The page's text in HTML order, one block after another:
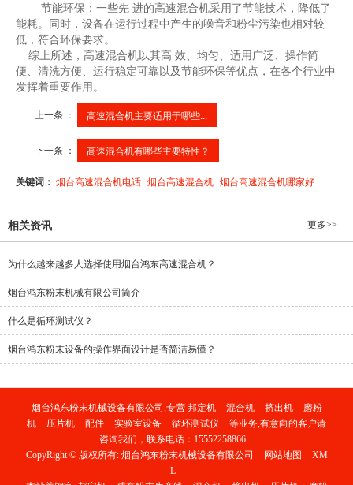
能耗。同时，设备在运行过程中产生的噪音和粉尘污染也相对较
低，符合环保要求。
便、清洗方便、运行稳定可靠以及节能环保等优点，在各个行业中
发挥着重要作用。
上一条 ： 高速混合机主要适用于哪些...
下一条 ： 高速混合机有哪些主要特性？
关键词： 烟台高速混合机电话 烟台高速混合机 烟台高速混合机哪家好
相关资讯 更多>>
为什么越来越多人选择使用烟台鸿东高速混合机？
烟台鸿东粉末机械有限公司简介
什么是循环测试仪？
烟台鸿东粉末设备的操作界面设计是否简洁易懂？
烟台鸿东粉末机械设备有限公司,专营 邦定机 混合机 挤出机
磨粉
机
压片机 配件 实验室设备 循环测试仪
等业务,有意向的客户请
咨询我们，联系电话： 15552258866
CopyRight © 版权所有: 烟台鸿东粉末机械设备有限公司 网站地图
XM
L